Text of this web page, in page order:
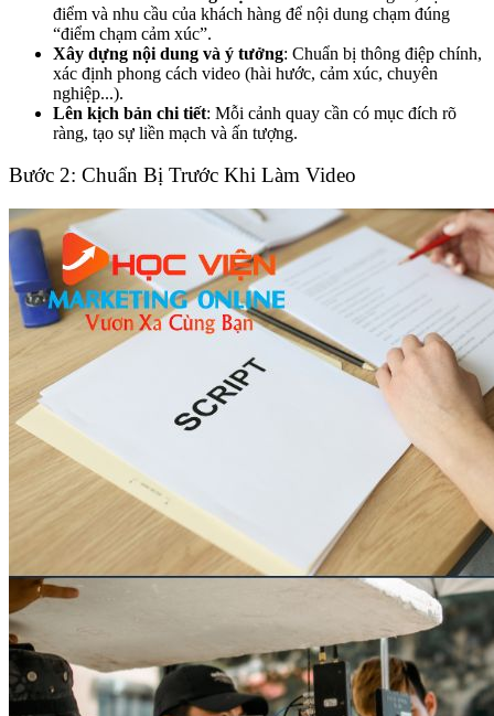
điểm và nhu cầu của khách hàng để nội dung chạm đúng
“điểm chạm cảm xúc”.
Xây dựng nội dung và ý tưởng: Chuẩn bị thông điệp chính,
xác định phong cách video (hài hước, cảm xúc, chuyên
nghiệp...).
Lên kịch bản chi tiết: Mỗi cảnh quay cần có mục đích rõ
ràng, tạo sự liền mạch và ấn tượng.
Bước 2: Chuẩn Bị Trước Khi Làm Video